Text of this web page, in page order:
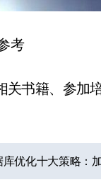
考
书籍、参加
库优化十大策略：